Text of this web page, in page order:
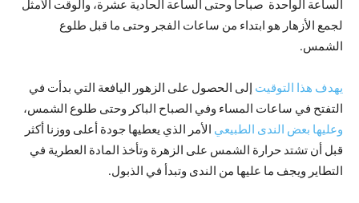
الساعة الواحدة صباحاً وحتى الساعة الحادية عشرة، والوقت الأمثل
لجمع الأزهار هو ابتداء من ساعات الفجر وحتى ما قبل طلوع
الشمس.
يهدف هذا التوقيت إلى الحصول على الزهور اليافعة التي بدأت في
التفتح في ساعات المساء وفي الصباح الباكر وحتى طلوع الشمس،
وعليها بعض الندى الطبيعي الأمر الذي يعطيها جودة أعلى ووزنا أكثر
قبل أن تشتد حرارة الشمس على الزهرة وتأخذ المادة العطرية في
التطاير ويجف ما عليها من الندى وتبدأ في الذبول.